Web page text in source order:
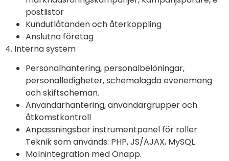
postlistor
Kundutlåtanden och återkoppling
Anslutna företag
4. Interna system
Personalhantering, personalbelöningar,
personalledigheter, schemalagda evenemang
och skiftscheman.
Användarhantering, användargrupper och
åtkomstkontroll
Anpassningsbar instrumentpanel för roller
Teknik som används: PHP, JS/AJAX, MySQL
Molnintegration med Onapp.